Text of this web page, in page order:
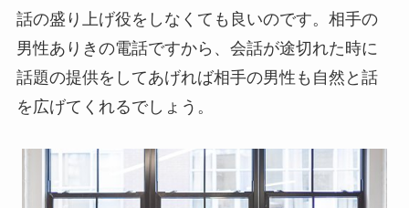
話の盛り上げ役をしなくても良いのです。相手の
男性ありきの電話ですから、会話が途切れた時に
話題の提供をしてあげれば相手の男性も自然と話
を広げてくれるでしょう。